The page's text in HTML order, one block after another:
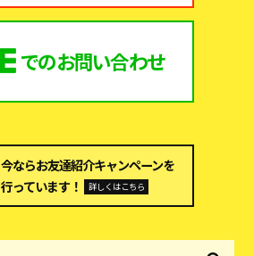
でのお問い合わせ
今ならお友達紹介キャンペーンを
行っています！
詳しくはこちら